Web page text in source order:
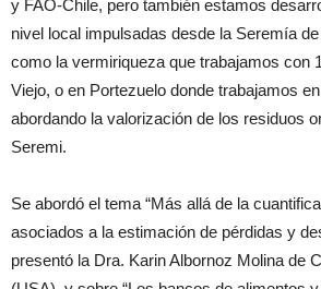
y FAO-Chile, pero también estamos
nivel local impulsadas desde la Seremía
como la vermiriqueza que trabajamos con
Viejo, o en Portezuelo donde trabajamos
abordando la valorización de los residuos
Seremi.
Se abordó el tema “Más allá de la
asociados a la estimación de pérdidas y
presentó la Dra. Karin Albornoz Molina de